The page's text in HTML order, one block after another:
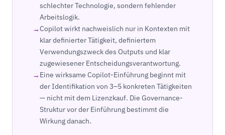
schlechter Technologie, sondern fehlender
Arbeitslogik.
Copilot wirkt nachweislich nur in Kontexten mit
klar definierter Tätigkeit, definiertem
Verwendungszweck des Outputs und klar
zugewiesener Entscheidungsverantwortung.
Eine wirksame Copilot-Einführung beginnt mit
der Identifikation von 3–5 konkreten Tätigkeiten
— nicht mit dem Lizenzkauf. Die Governance-
Struktur vor der Einführung bestimmt die
Wirkung danach.